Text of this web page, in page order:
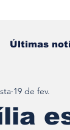
Últimas
19 de fev.